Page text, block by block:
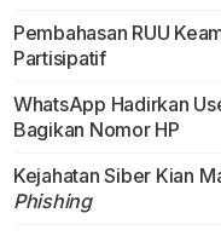
Pembahasan RUU
Partisipatif
WhatsApp Hadirkan
Bagikan Nomor HP
Kejahatan Siber Kian
Phishing